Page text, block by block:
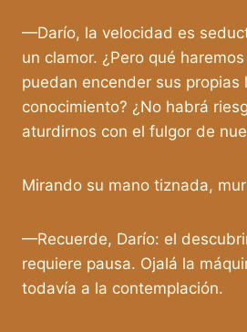
—Darío, la velocidad es
un clamor. ¿Pero qué
puedan encender sus propias
conocimiento? ¿No habrá
aturdirnos con el fulgor de
Mirando su mano tiznada,
—Recuerde, Darío: el
requiere pausa. Ojalá la
todavía a la contemplación.